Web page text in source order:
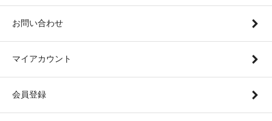
お問い合わせ
マイアカウント
会員登録